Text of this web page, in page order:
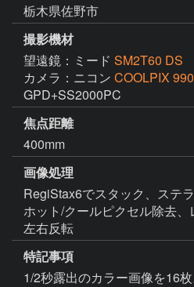
栃木県佐野市
撮影機材
望遠鏡：ミード SM2T60 DS
カメラ：ニコン COOLPIX 990
GPD+SS2000PC
焦点距離
400mm
画像処理
RegiStax6でスタック、ステ
ホット/クールピクセル除去、
左右反転
特記事項
1/2秒露出のカラー画像を16